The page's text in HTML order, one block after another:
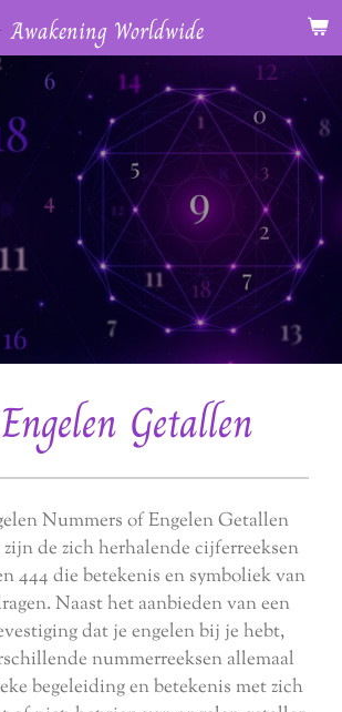
Awakening Worldwide
Engelen Getallen
Nummers of Engelen Getallen
de zich herhalende cijferreeksen
en 444 die betekenis en symboliek van
Naast het aanbieden van een
dat je engelen bij je hebt,
nummerreeksen allemaal
begeleiding en betekenis met zich